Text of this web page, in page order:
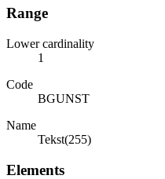
Range
Lower cardinality
1
Code
BGUNST
Name
Tekst(255)
Elements